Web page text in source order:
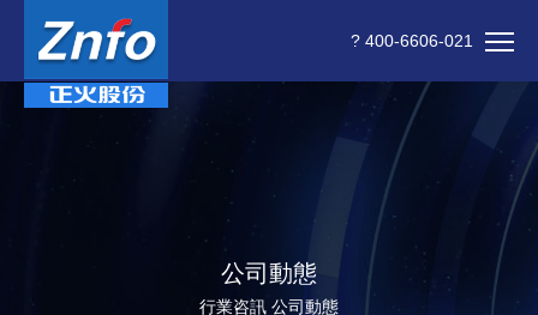
? 400-6606-021
公司動態
行業咨訊 公司動態